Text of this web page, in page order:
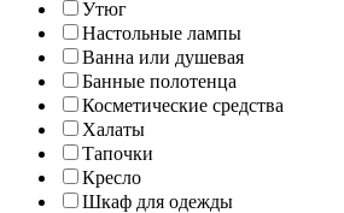
Утюг
Настольные лампы
Ванна или душевая
Банные полотенца
Косметические средства
Халаты
Тапочки
Кресло
Шкаф для одежды